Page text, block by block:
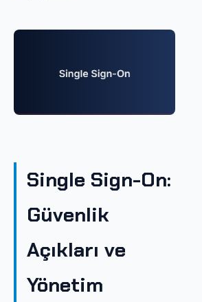
Single Sign-On:
Güvenlik
Açıkları ve
Yönetim